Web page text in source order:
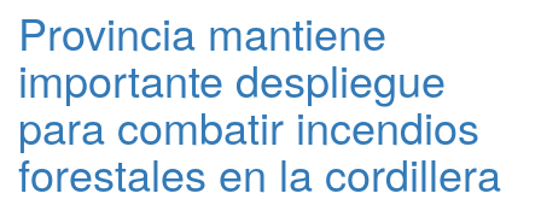
Provincia mantiene
importante despliegue
para combatir incendios
forestales en la cordillera